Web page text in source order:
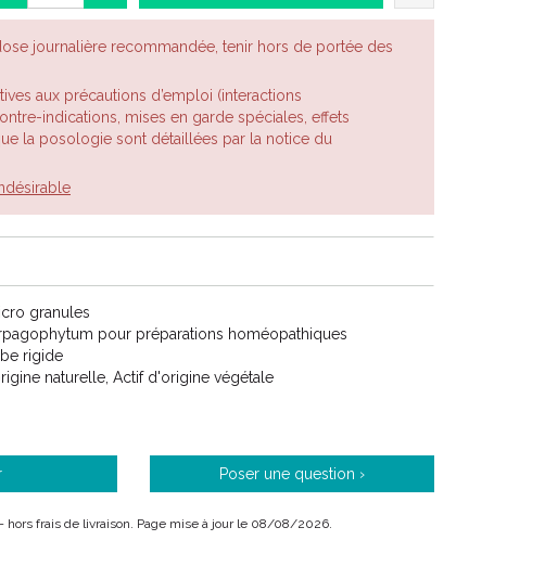
médicament homéopathique habituellement utilisé en
de polyarthrite rhumatoïde, de rhumatisme en général, de
d'affections rhumatismales et arthritiques
articulaires, de douleur générale dans le cou et des
antispasmodique pour les douleurs menstruelles.
: pour ses propriétés anti-cholestérolémiantes, en
part ses propriétés hypo-uricémiantes.
journalière recommandée, tenir hors de portée des
aux précautions d’emploi (interactions
indications, mises en garde spéciales, effets
la posologie sont détaillées par la notice du
granules
pour préparations homéopathiques
rigide
naturelle, Actif d'origine végétale
Poser une question ›
hors frais de livraison. Page mise à jour le 08/08/2026.